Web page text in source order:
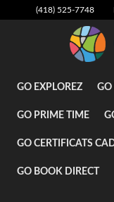
(418) 525-7748
GO EXPLOREZ GO
GO PRIME TIME
GO CERTIFICATS
GO BOOK DIRECT